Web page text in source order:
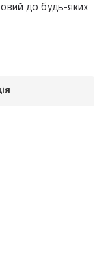
до будь-яких